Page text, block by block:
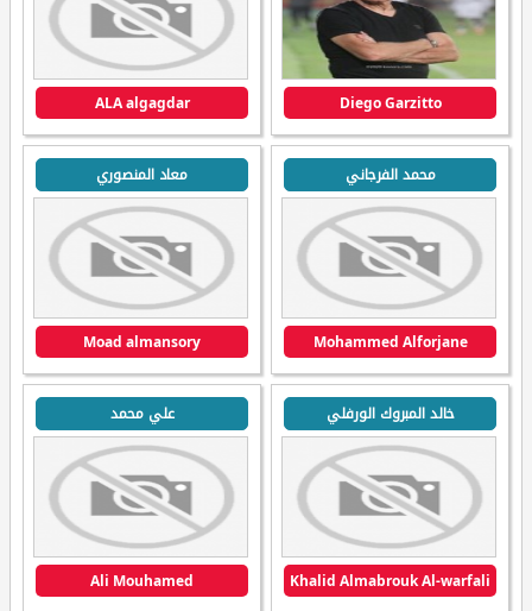
Diego Garzitto
ALA algagdar
محمد الفرجاني
Mohammed Alforjane
معاد المنصوري
Moad almansory
خالد المبروك الورفلي
Khalid Almabrouk Al-warfali
علي محمد
Ali Mouhamed